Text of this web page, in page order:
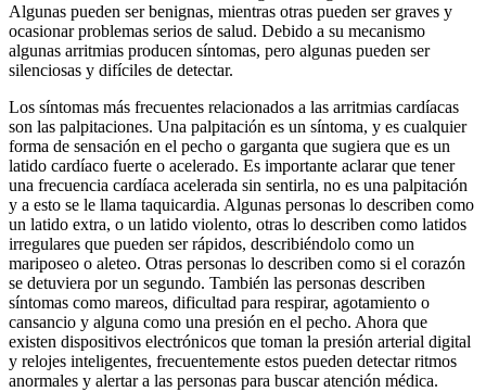
Algunas pueden ser benignas, mientras otras pueden ser graves y
ocasionar problemas serios de salud. Debido a su mecanismo
algunas arritmias producen síntomas, pero algunas pueden ser
silenciosas y difíciles de detectar.
Los síntomas más frecuentes relacionados a las arritmias cardíacas
son las palpitaciones. Una palpitación es un síntoma, y es cualquier
forma de sensación en el pecho o garganta que sugiera que es un
latido cardíaco fuerte o acelerado. Es importante aclarar que tener
una frecuencia cardíaca acelerada sin sentirla, no es una palpitación
y a esto se le llama taquicardia. Algunas personas lo describen como
un latido extra, o un latido violento, otras lo describen como latidos
irregulares que pueden ser rápidos, describiéndolo como un
mariposeo o aleteo. Otras personas lo describen como si el corazón
se detuviera por un segundo. También las personas describen
síntomas como mareos, dificultad para respirar, agotamiento o
cansancio y alguna como una presión en el pecho. Ahora que
existen dispositivos electrónicos que toman la presión arterial digital
y relojes inteligentes, frecuentemente estos pueden detectar ritmos
anormales y alertar a las personas para buscar atención médica.